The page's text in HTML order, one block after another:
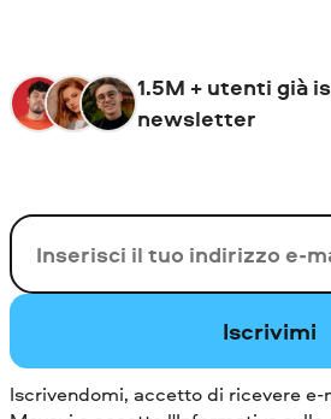
1.5M + utenti già
newsletter
La tua e-mail
Iscrivimi
Iscrivendomi, accetto di ricevere